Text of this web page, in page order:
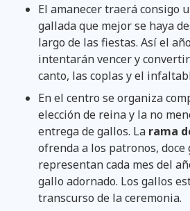
El amanecer traerá consigo
gallada que mejor se haya
largo de las fiestas. Así el
intentarán vencer y
canto, las coplas y el
En el centro se organiza
elección de reina y la no
entrega de gallos. La rama
ofrenda a los patronos, doce
representan cada mes del
gallo adornado. Los gallos
transcurso de la ceremonia.